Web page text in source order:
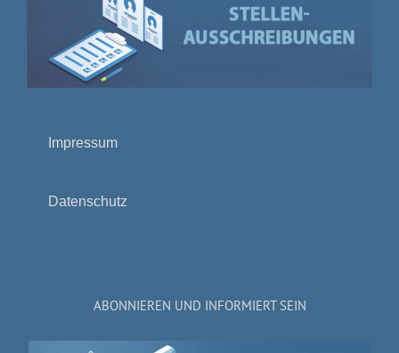
Impressum
Datenschutz
ABONNIEREN UND INFORMIERT SEIN